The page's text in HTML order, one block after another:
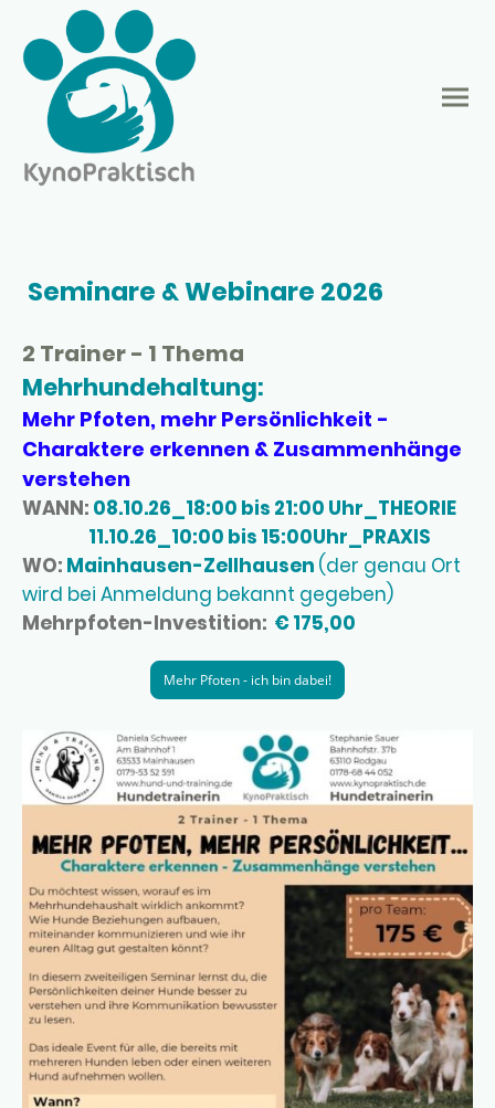
Seminare & Webinare 2026
2 Trainer - 1 Thema
Mehrhundehaltung:
Mehr Pfoten, mehr Persönlichkeit -
Charaktere erkennen & Zusammenhänge
verstehen
WANN: 08.10.26_18:00 bis 21:00 Uhr_THEORIE
11.10.26_10:00 bis 15:00Uhr_PRAXIS
WO: Mainhausen-Zellhausen (der genau Ort
wird bei Anmeldung bekannt gegeben)
Mehrpfoten-Investition: € 175,00
Mehr Pfoten - ich bin dabei!